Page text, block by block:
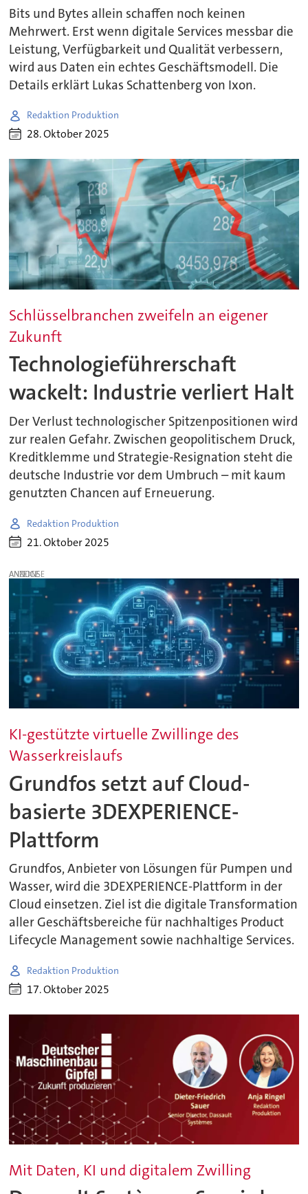
Bits und Bytes allein schaffen noch keinen
Mehrwert. Erst wenn digitale Services messbar die
Leistung, Verfügbarkeit und Qualität verbessern,
wird aus Daten ein echtes Geschäftsmodell. Die
Details erklärt Lukas Schattenberg von Ixon.
Redaktion Produktion
28. Oktober 2025
Schlüsselbranchen zweifeln an eigener
Zukunft
Technologieführerschaft
wackelt: Industrie verliert Halt
Der Verlust technologischer Spitzenpositionen wird
zur realen Gefahr. Zwischen geopolitischem Druck,
Kreditklemme und Strategie-Resignation steht die
deutsche Industrie vor dem Umbruch – mit kaum
genutzten Chancen auf Erneuerung.
Redaktion Produktion
21. Oktober 2025
ANZEIGE
KI-gestützte virtuelle Zwillinge des
Wasserkreislaufs
Grundfos setzt auf Cloud-
basierte 3DEXPERIENCE-
Plattform
Grundfos, Anbieter von Lösungen für Pumpen und
Wasser, wird die 3DEXPERIENCE-Plattform in der
Cloud einsetzen. Ziel ist die digitale Transformation
aller Geschäftsbereiche für nachhaltiges Product
Lifecycle Management sowie nachhaltige Services.
Redaktion Produktion
17. Oktober 2025
Mit Daten, KI und digitalem Zwilling